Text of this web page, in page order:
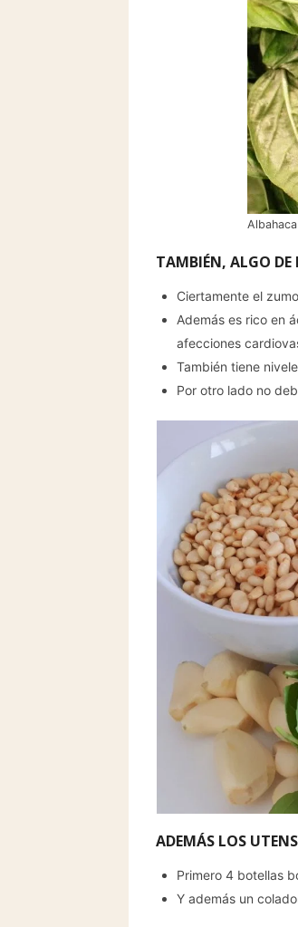
Albahaca
TAMBIÉN, ALGO
Ciertamente el
Además es rico en
afecciones
También tiene
Por otro lado no
ADEMÁS LOS
Primero 4 botellas
Y además un